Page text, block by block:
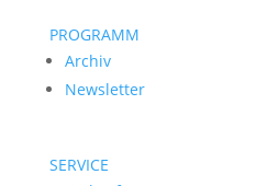
PROGRAMM
Archiv
Newsletter
SERVICE